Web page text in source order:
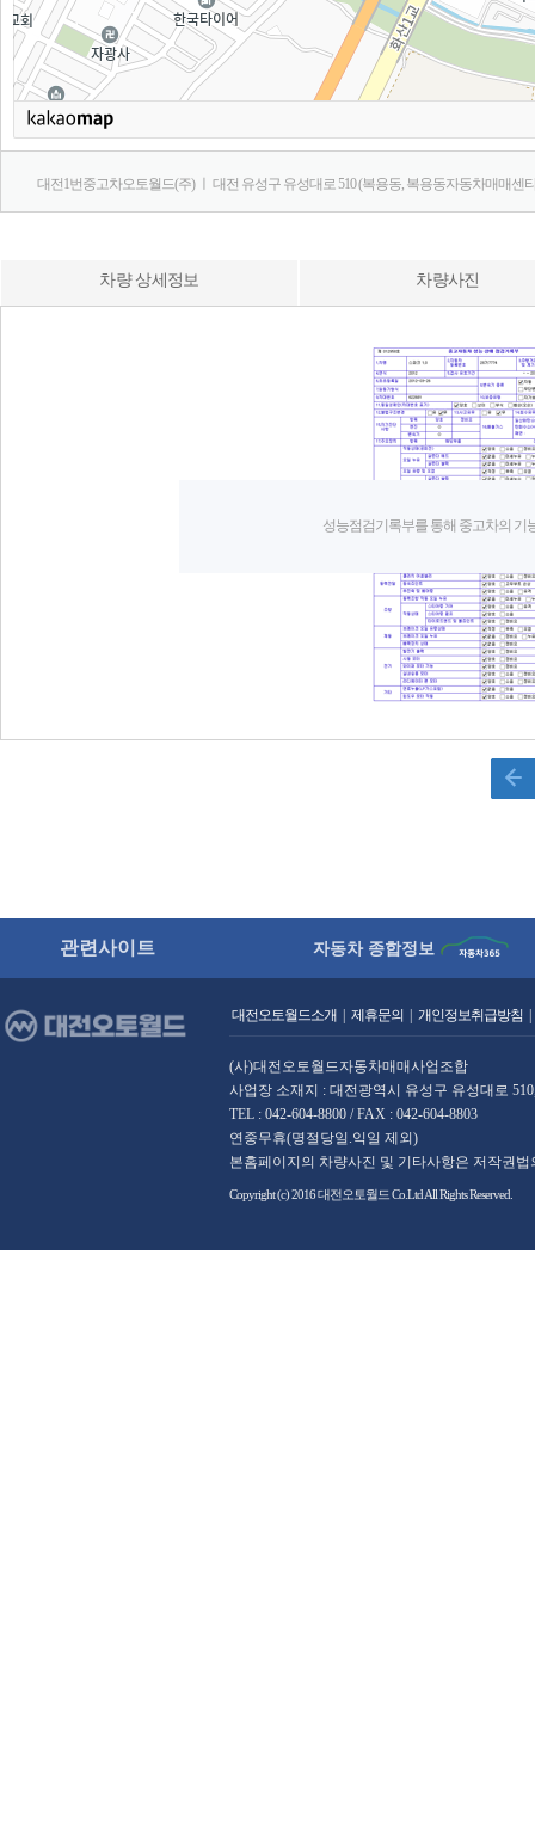
대전1번중고차오토월드(주) ㅣ 대전 유성구 유성대로 510 (복용동, 복용동자동차매매센
차량 상세정보 차량사진
성능점검기록부를 통해 중고차의
관련사이트 자동차 종합정보
대전오토월드소개 제휴문의 개인정보취급방침
(사)대전오토월드자동차매매사업조합
사업장 소재지 : 대전광역시 유성구 유성대로
TEL : 042-604-8800 / FAX : 042-604-8803
연중무휴(명절당일.익일 제외)
본홈페이지의 차량사진 및 기타사항은 저작권
Copyright (c) 2016 대전오토월드 Co.Ltd All Rights Reserved.